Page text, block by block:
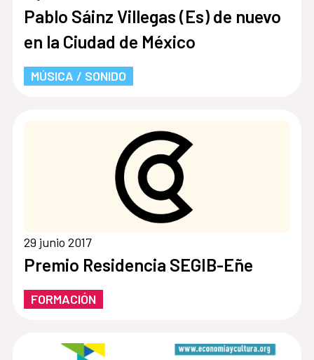
Pablo Sáinz Villegas (Es) de nuevo
en la Ciudad de México
MÚSICA / SONIDO
29 junio 2017
Premio Residencia SEGIB-Eñe
FORMACIÓN